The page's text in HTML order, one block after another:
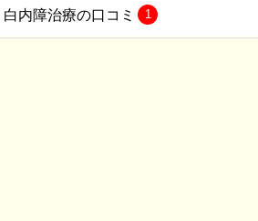
白内障治療の口コミ 1